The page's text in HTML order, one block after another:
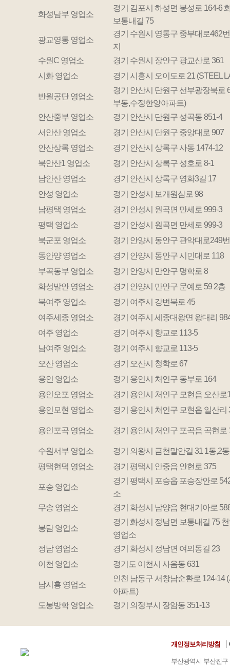
화성남부 영업소
경기 김포시 하성면 봉성로 164-6
보통내길 75
광교영통 영업소
경기 수원시 영통구 중부대로462
지
수원C 영업소
경기 수원시 장안구 광교산로 361
시화 영업소
경기 시흥시 오이도로 21 (STEEL
반월공단 영업소
경기 안산시 단원구 선부광장북로
부동,수정한양아파트)
안산중부 영업소
경기 안산시 단원구 성곡동 851-4
서안산 영업소
경기 안산시 단원구 중앙대로 907
안산상록 영업소
경기 안산시 상록구 사동 1474-12
북안산1 영업소
경기 안산시 상록구 성호로 8-1
남안산 영업소
경기 안산시 상록구 영화3길 17
안성 영업소
경기 안성시 보개원삼로 98
남평택 영업소
경기 안성시 원곡면 만세로 999-3
평택 영업소
경기 안성시 원곡면 만세로 999-3
북군포 영업소
경기 안양시 동안구 관악대로249
동안양 영업소
경기 안양시 동안구 시민대로 118
부곡동부 영업소
경기 안양시 만안구 명학로 8
화성발안 영업소
경기 안양시 만안구 문예로 59 2층
북여주 영업소
경기 여주시 강변북로 45
여주세종 영업소
경기 여주시 세종대왕면 왕대리
여주 영업소
경기 여주시 향교로 113-5
남여주 영업소
경기 여주시 향교로 113-5
오산 영업소
경기 오산시 청학로 67
용인 영업소
경기 용인시 처인구 동부로 164
용인오포 영업소
경기 용인시 처인구 모현읍 오산로
용인모현 영업소
경기 용인시 처인구 모현읍 일산리
용인포곡 영업소 경기 용인시 처인구 포곡읍 곡현로
수원서부 영업소
경기 의왕시 금천말안길 31 1동,2동
평택현덕 영업소
경기 평택시 안중읍 안현로 375
포승 영업소
경기 평택시 포승읍 포승장안로
소
무송 영업소
경기 화성시 남양읍 현대기아로
봉담 영업소
경기 화성시 정남면 보통내길 75
영업소
정남 영업소
경기 화성시 정남면 여의동길 23
이천 영업소
경기도 이천시 사음동 631
남시흥 영업소
인천 남동구 서창남순환로 124-14
아파트)
도봉방학 영업소
경기 의정부시 장암동 351-13
부산광역시 부산진구
개인정보처리방침